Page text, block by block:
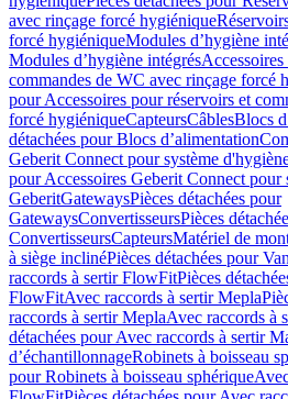
avec rinçage forcé hygiénique
forcé hygiéniqueModules d’hygiène
Modules d’hygiène intégrés
commandes de WC avec rinçage forcé
pour Accessoires pour réservoirs et
forcé hygiéniqueCapteursCâblesBlocs
détachées pour Blocs d’alimentation
Geberit Connect pour système
pour Accessoires Geberit Connect pour
GeberitGatewaysPièces détachées pour
GatewaysConvertisseursPièces
ConvertisseursCapteursMatériel de
à siège inclinéPièces détachées pour
raccords à sertir FlowFitPièces
FlowFitAvec raccords à sertir Mepla
raccords à sertir MeplaAvec raccords à
détachées pour Avec raccords à sertir
d’échantillonnageRobinets à boisseau
pour Robinets à boisseau sphérique